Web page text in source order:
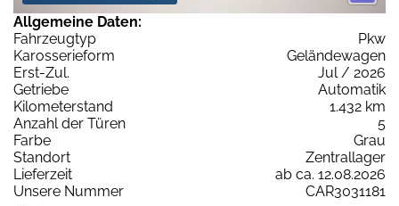
Allgemeine Daten:
Fahrzeugtyp
Pkw
Karosserieform
Geländewagen
Erst-Zul.
Jul / 2026
Getriebe
Automatik
Kilometerstand
1.432 km
Anzahl der Türen
5
Farbe
Grau
Standort
Zentrallager
Lieferzeit
ab ca. 12.08.2026
Unsere Nummer
CAR3031181